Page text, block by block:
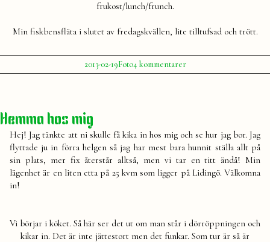
frukost/lunch/frunch.
Min fiskbensfläta i slutet av fredagskvällen, lite tilltufsad och trött.
Publicerat
av
Julia
2013-02-19Publicerat
i
Foto4 kommentarertill
Instagram
Hemma hos mig
Hej! Jag tänkte att ni skulle få kika in hos mig och se hur jag bor. Jag
flyttade ju in förra helgen så jag har mest bara hunnit ställa allt på
sin plats, mer fix återstår alltså, men vi tar en titt ändå! Min
lägenhet är en liten etta på 25 kvm som ligger på Lidingö. Välkomna
in!
Vi börjar i köket. Så här ser det ut om man står i dörröppningen och
kikar in. Det är inte jättestort men det funkar. Som tur är så är